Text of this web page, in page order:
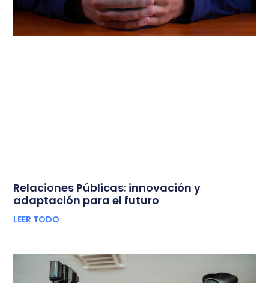
Relaciones Públicas: innovación y
adaptación para el futuro
LEER TODO